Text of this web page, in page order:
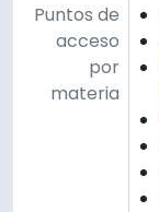
Puntos de
acceso
por
materia